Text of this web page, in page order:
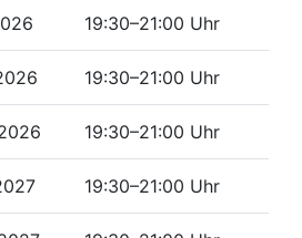
19:30–21:00 Uhr
19:30–21:00 Uhr
19:30–21:00 Uhr
19:30–21:00 Uhr